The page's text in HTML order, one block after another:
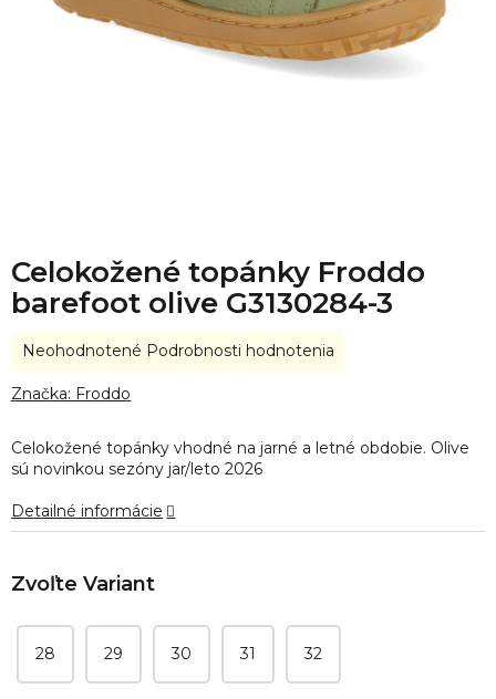
Celokožené topánky Froddo
barefoot olive G3130284-3
28 29 30 31 32
Celokožené topánky vhodné na jarné a letné obdobie. Olive
sú novinkou sezóny jar/leto 2026
Detailné informácie
Priemerné
produktu
z
5
Neohodnotené Podrobnosti hodnotenia
Značka: Froddo